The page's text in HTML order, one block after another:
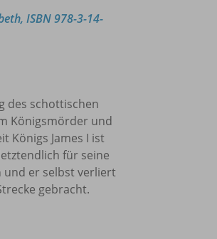
ISBN 978-3-14-
des schottischen
Königsmörder und
Königs James I ist
für seine
und er selbst verliert
gebracht.